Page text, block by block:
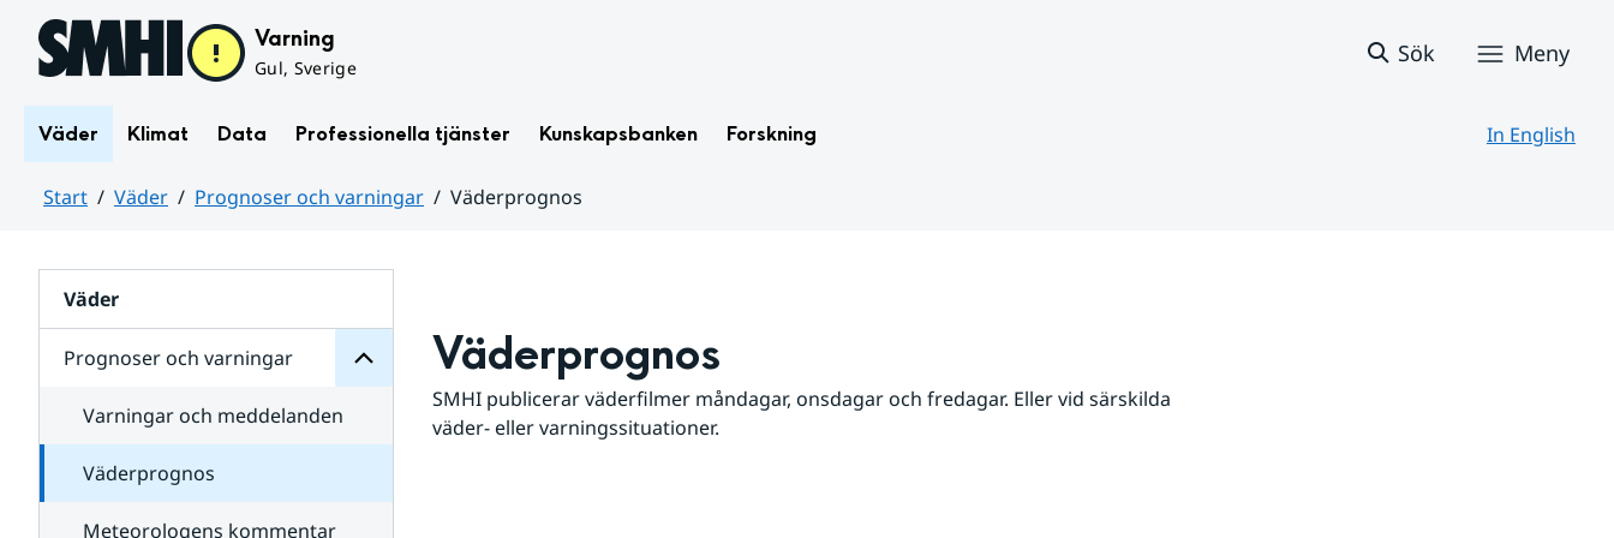
Hoppa till sidans innehåll Varning
Gul, Sverige
Sök Meny
Väder Klimat Data Professionella tjänster Kunskapsbanken Forskning In English
Start Väder Prognoser och varningar
Väderprognos
Väder
Prognoser och varningar
för
varningar
Varningar och meddelanden
Väderprognos
Meteorologens kommentar
Väderprognos
SMHI publicerar väderfilmer måndagar, onsdagar och fredagar. Eller vid särskilda
väder- eller varningssituationer.